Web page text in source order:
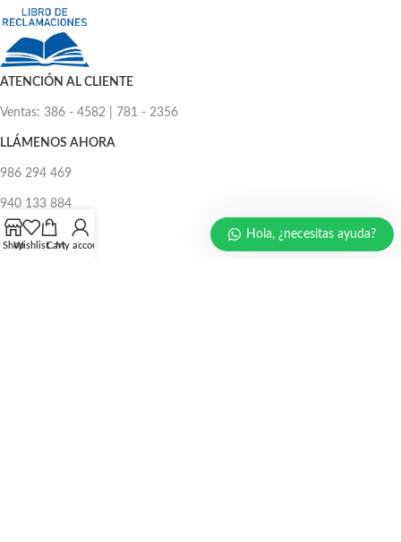
ATENCIÓN AL CLIENTE
Ventas: 386 - 4582 | 781 - 2356
LLÁMENOS AHORA
986 294 469
940 133 884
947 321 243
ShopWishlistCartMy account
Hola, ¿necesitas ayuda?